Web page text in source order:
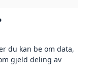
du kan be om data,
gjeld deling av